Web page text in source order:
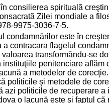
consilierea spirituală
Zilei mondiale a
9975-3036-7-5.
condamnărilor este în
contracara flagelul
transformându-se
penitenciare aflăm
a metodelor de
politicile şi metodele de
azi politicile de recuperare
o lacună este şi faptul că